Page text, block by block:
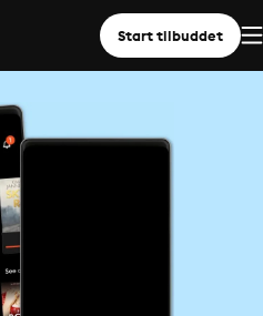
Start tilbuddet